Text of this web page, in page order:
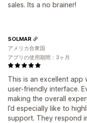
sales. Its a no brainer!
This is an excellent
user-friendly interface.
making the overall
I’d especially like to
support. They respond
SOLMAR
アメリカ合衆国
アプリの使用期間：3ヶ月